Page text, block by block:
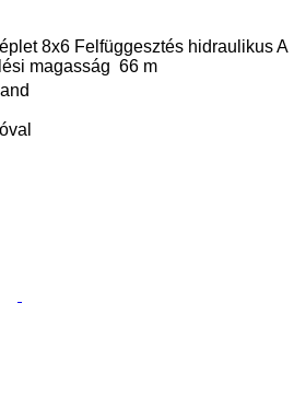
8x6 Felfüggesztés hidraulikusA
magasság 66 m